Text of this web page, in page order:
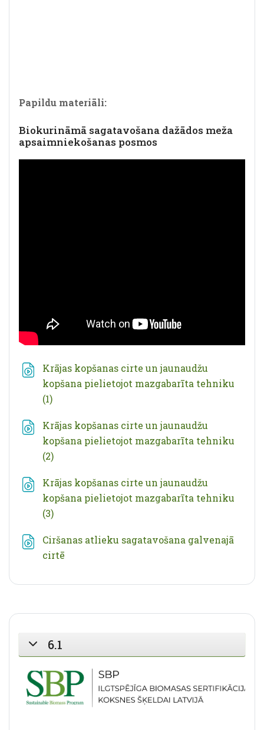
Papildu materiāli:
Biokurināmā sagatavošana dažādos meža
apsaimniekošanas posmos
Krājas kopšanas cirte un jaunaudžu
kopšana pielietojot mazgabarīta tehniku
(1)
Krājas kopšanas cirte un jaunaudžu
kopšana pielietojot mazgabarīta tehniku
(2)
Krājas kopšanas cirte un jaunaudžu
kopšana pielietojot mazgabarīta tehniku
(3)
Ciršanas atlieku sagatavošana galvenajā
cirtē
SAVĒRST
6.1